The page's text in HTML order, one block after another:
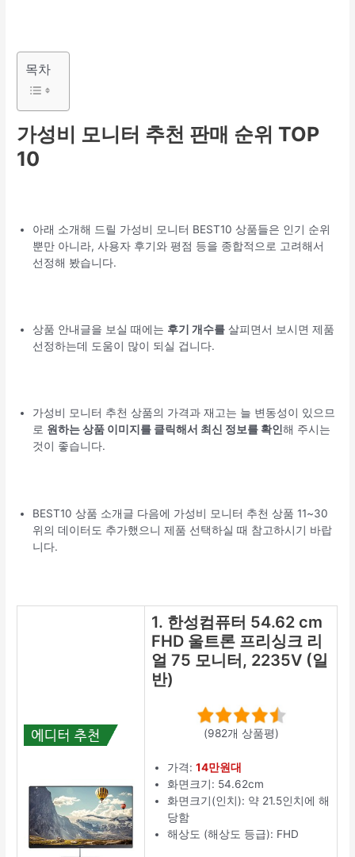
목차
가성비 모니터 추천 판매 순위 TOP
10
아래 소개해 드릴 가성비 모니터 BEST10 상품들은 인기 순위
뿐만 아니라, 사용자 후기와 평점 등을 종합적으로 고려해서
선정해 봤습니다.
상품 안내글을 보실 때에는 후기 개수를 살피면서 보시면 제품
선정하는데 도움이 많이 되실 겁니다.
가성비 모니터 추천 상품의 가격과 재고는 늘 변동성이 있으므
로 원하는 상품 이미지를 클릭해서 최신 정보를 확인해 주시는
것이 좋습니다.
BEST10 상품 소개글 다음에 가성비 모니터 추천 상품 11~30
위의 데이터도 추가했으니 제품 선택하실 때 참고하시기 바랍
니다.
1. 한성컴퓨터 54.62 cm
FHD 울트론 프리싱크 리
얼 75 모니터, 2235V (일
반)
(982개 상품평)
가격:14만원대
화면크기: 54.62cm
화면크기(인치): 약 21.5인치에 해
당함
해상도 (해상도 등급): FHD